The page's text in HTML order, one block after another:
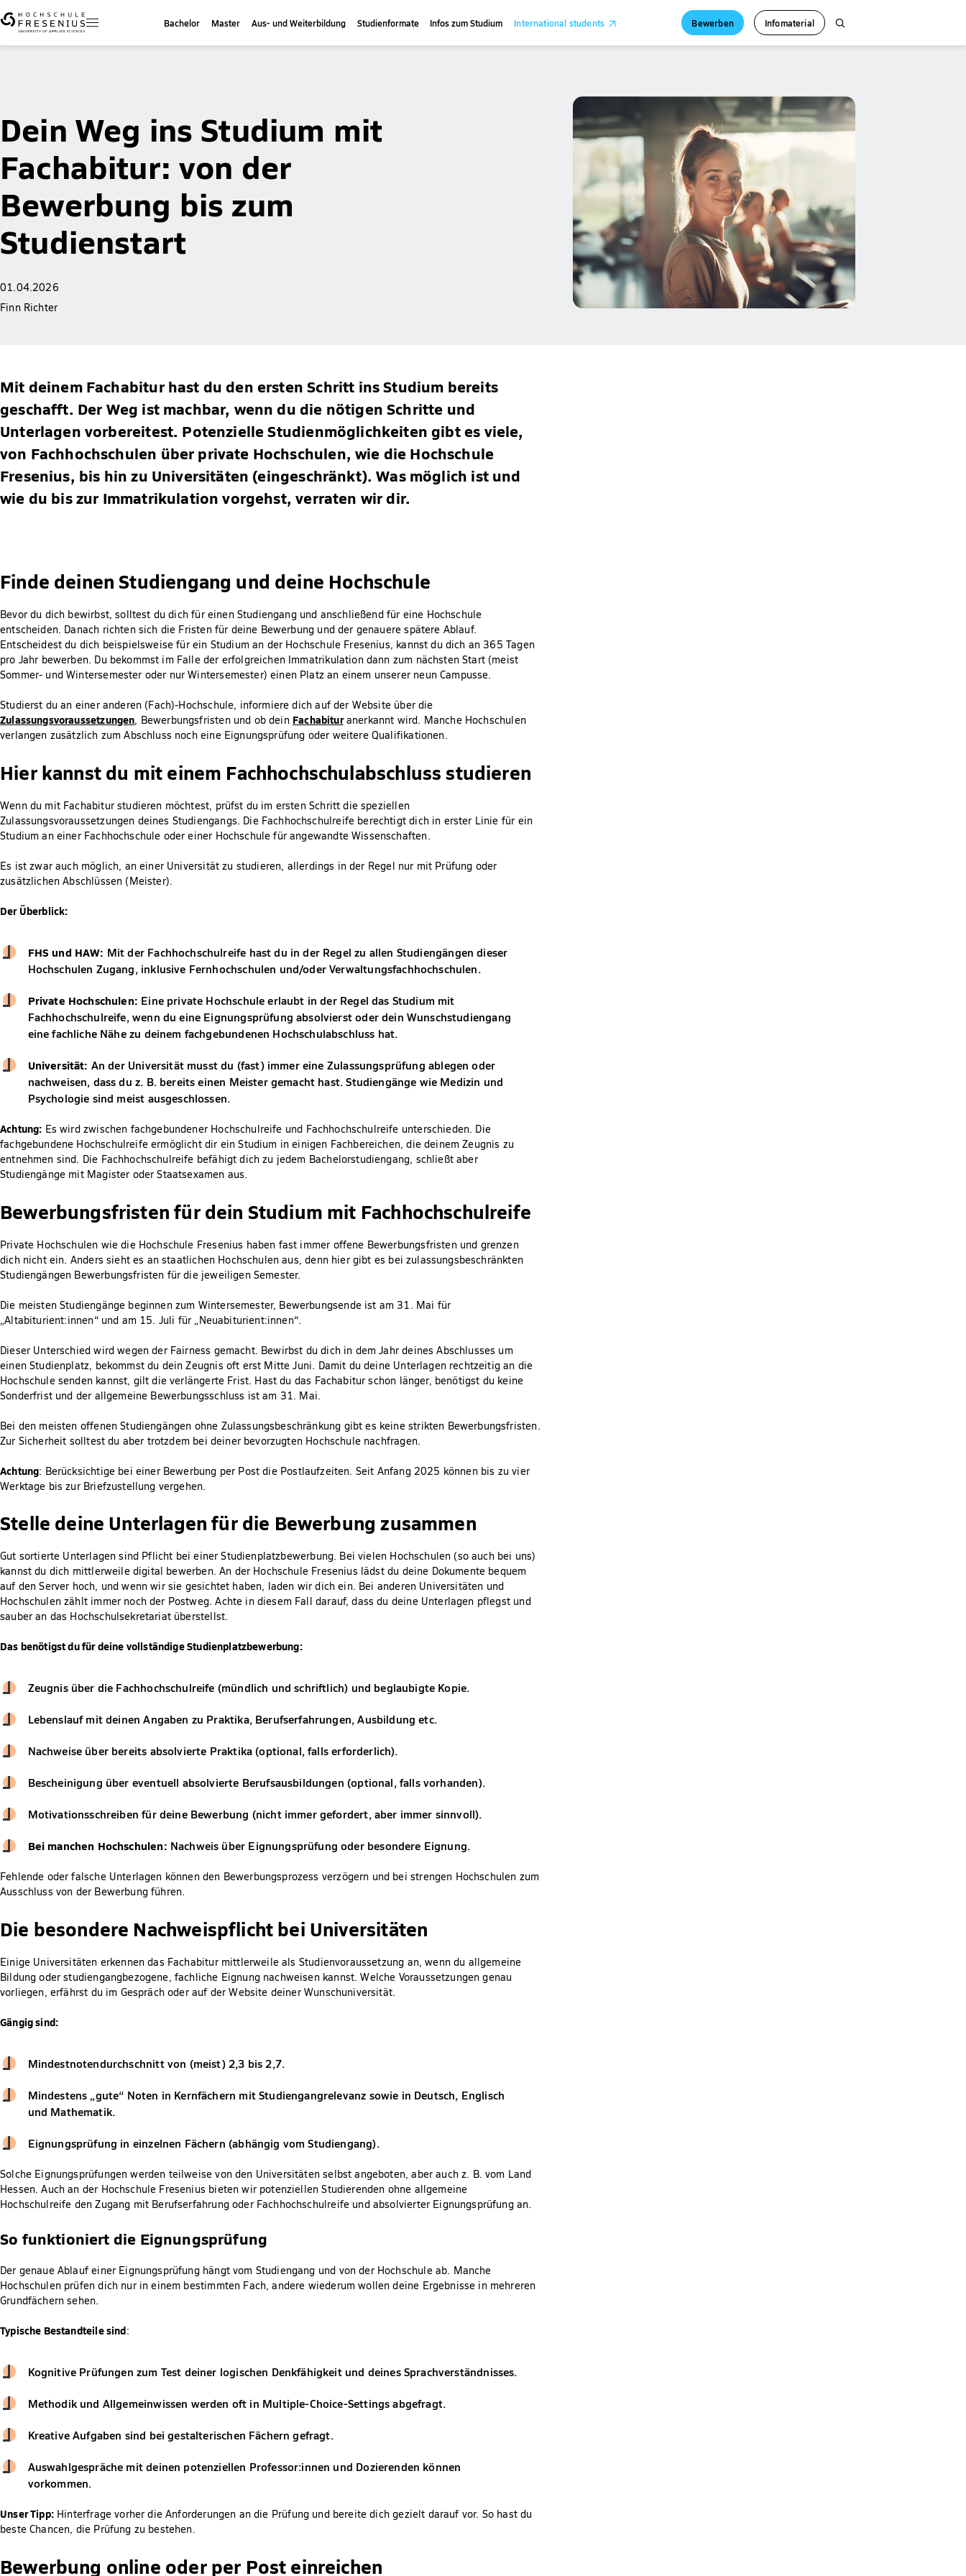
Bachelor Master Aus- und Weiterbildung Studienformate Infos zum Studium International students Bewerben Infomaterial
Dein Weg ins Studium mit
Fachabitur: von der
Bewerbung bis zum
Studienstart
01.04.2026
Finn Richter
Mit deinem Fachabitur hast du den ersten Schritt ins Studium bereits
geschafft. Der Weg ist machbar, wenn du die nötigen Schritte und
Unterlagen vorbereitest. Potenzielle Studienmöglichkeiten gibt es viele,
von Fachhochschulen über private Hochschulen, wie die Hochschule
Fresenius, bis hin zu Universitäten (eingeschränkt). Was möglich ist und
wie du bis zur Immatrikulation vorgehst, verraten wir dir.
Finde deinen Studiengang und deine Hochschule
Bevor du dich bewirbst, solltest du dich für einen Studiengang und anschließend für eine Hochschule
entscheiden. Danach richten sich die Fristen für deine Bewerbung und der genauere spätere Ablauf.
Entscheidest du dich beispielsweise für ein Studium an der Hochschule Fresenius, kannst du dich an 365 Tagen
pro Jahr bewerben. Du bekommst im Falle der erfolgreichen Immatrikulation dann zum nächsten Start (meist
Sommer- und Wintersemester oder nur Wintersemester) einen Platz an einem unserer neun Campusse.
Studierst du an einer anderen (Fach)-Hochschule, informiere dich auf der Website über die
Zulassungsvoraussetzungen, Bewerbungsfristen und ob dein Fachabituranerkannt wird. Manche Hochschulen
verlangen zusätzlich zum Abschluss noch eine Eignungsprüfung oder weitere Qualifikationen.
Hier kannst du mit einem Fachhochschulabschluss studieren
Wenn du mit Fachabitur studieren möchtest, prüfst du im ersten Schritt die speziellen
Zulassungsvoraussetzungen deines Studiengangs. Die Fachhochschulreife berechtigt dich in erster Linie für ein
Studium an einer Fachhochschule oder einer Hochschule für angewandte Wissenschaften.
Es ist zwar auch möglich, an einer Universität zu studieren, allerdings in der Regel nur mit Prüfung oder
zusätzlichen Abschlüssen (Meister).
Der Überblick:
FHS und HAW: Mit der Fachhochschulreife hast du in der Regel zu allen Studiengängen dieser
Hochschulen Zugang, inklusive Fernhochschulen und/oder Verwaltungsfachhochschulen.
Private Hochschulen: Eine private Hochschule erlaubt in der Regel das Studium mit
Fachhochschulreife, wenn du eine Eignungsprüfung absolvierst oder dein Wunschstudiengang
eine fachliche Nähe zu deinem fachgebundenen Hochschulabschluss hat.
Universität: An der Universität musst du (fast) immer eine Zulassungsprüfung ablegen oder
nachweisen, dass du z. B. bereits einen Meister gemacht hast. Studiengänge wie Medizin und
Psychologie sind meist ausgeschlossen.
Achtung: Es wird zwischen fachgebundener Hochschulreife und Fachhochschulreife unterschieden. Die
fachgebundene Hochschulreife ermöglicht dir ein Studium in einigen Fachbereichen, die deinem Zeugnis zu
entnehmen sind. Die Fachhochschulreife befähigt dich zu jedem Bachelorstudiengang, schließt aber
Studiengänge mit Magister oder Staatsexamen aus.
Bewerbungsfristen für dein Studium mit Fachhochschulreife
Private Hochschulen wie die Hochschule Fresenius haben fast immer offene Bewerbungsfristen und grenzen
dich nicht ein. Anders sieht es an staatlichen Hochschulen aus, denn hier gibt es bei zulassungsbeschränkten
Studiengängen Bewerbungsfristen für die jeweiligen Semester.
Die meisten Studiengänge beginnen zum Wintersemester, Bewerbungsende ist am 31. Mai für
„Altabiturient:innen“ und am 15. Juli für „Neuabiturient:innen“.
Dieser Unterschied wird wegen der Fairness gemacht. Bewirbst du dich in dem Jahr deines Abschlusses um
einen Studienplatz, bekommst du dein Zeugnis oft erst Mitte Juni. Damit du deine Unterlagen rechtzeitig an die
Hochschule senden kannst, gilt die verlängerte Frist. Hast du das Fachabitur schon länger, benötigst du keine
Sonderfrist und der allgemeine Bewerbungsschluss ist am 31. Mai.
Bei den meisten offenen Studiengängen ohne Zulassungsbeschränkung gibt es keine strikten Bewerbungsfristen.
Zur Sicherheit solltest du aber trotzdem bei deiner bevorzugten Hochschule nachfragen.
Achtung: Berücksichtige bei einer Bewerbung per Post die Postlaufzeiten. Seit Anfang 2025 können bis zu vier
Werktage bis zur Briefzustellung vergehen.
Stelle deine Unterlagen für die Bewerbung zusammen
Gut sortierte Unterlagen sind Pflicht bei einer Studienplatzbewerbung. Bei vielen Hochschulen (so auch bei uns)
kannst du dich mittlerweile digital bewerben. An der Hochschule Fresenius lädst du deine Dokumente bequem
auf den Server hoch, und wenn wir sie gesichtet haben, laden wir dich ein. Bei anderen Universitäten und
Hochschulen zählt immer noch der Postweg. Achte in diesem Fall darauf, dass du deine Unterlagen pflegst und
sauber an das Hochschulsekretariat überstellst.
Das benötigst du für deine vollständige Studienplatzbewerbung:
Zeugnis über die Fachhochschulreife (mündlich und schriftlich) und beglaubigte Kopie.
Lebenslauf mit deinen Angaben zu Praktika, Berufserfahrungen, Ausbildung etc.
Nachweise über bereits absolvierte Praktika (optional, falls erforderlich).
Bescheinigung über eventuell absolvierte Berufsausbildungen (optional, falls vorhanden).
Motivationsschreiben für deine Bewerbung (nicht immer gefordert, aber immer sinnvoll).
Bei manchen Hochschulen: Nachweis über Eignungsprüfung oder besondere Eignung.
Fehlende oder falsche Unterlagen können den Bewerbungsprozess verzögern und bei strengen Hochschulen zum
Ausschluss von der Bewerbung führen.
Die besondere Nachweispflicht bei Universitäten
Einige Universitäten erkennen das Fachabitur mittlerweile als Studienvoraussetzung an, wenn du allgemeine
Bildung oder studiengangbezogene, fachliche Eignung nachweisen kannst. Welche Voraussetzungen genau
vorliegen, erfährst du im Gespräch oder auf der Website deiner Wunschuniversität.
Gängig sind:
Mindestnotendurchschnitt von (meist) 2,3 bis 2,7.
Mindestens „gute“ Noten in Kernfächern mit Studiengangrelevanz sowie in Deutsch, Englisch
und Mathematik.
Eignungsprüfung in einzelnen Fächern (abhängig vom Studiengang).
Solche Eignungsprüfungen werden teilweise von den Universitäten selbst angeboten, aber auch z. B. vom Land
Hessen. Auch an der Hochschule Fresenius bieten wir potenziellen Studierenden ohne allgemeine
Hochschulreife den Zugang mit Berufserfahrung oder Fachhochschulreife und absolvierter Eignungsprüfung an.
So funktioniert die Eignungsprüfung
Der genaue Ablauf einer Eignungsprüfung hängt vom Studiengang und von der Hochschule ab. Manche
Hochschulen prüfen dich nur in einem bestimmten Fach, andere wiederum wollen deine Ergebnisse in mehreren
Grundfächern sehen.
Typische Bestandteile sind:
Kognitive Prüfungen zum Test deiner logischen Denkfähigkeit und deines Sprachverständnisses.
Methodik und Allgemeinwissen werden oft in Multiple-Choice-Settings abgefragt.
Kreative Aufgaben sind bei gestalterischen Fächern gefragt.
Auswahlgespräche mit deinen potenziellen Professor:innen und Dozierenden können
vorkommen.
Unser Tipp:Hinterfrage vorher die Anforderungen an die Prüfung und bereite dich gezielt darauf vor. So hast du
beste Chancen, die Prüfung zu bestehen.
Bewerbung online oder per Post einreichen